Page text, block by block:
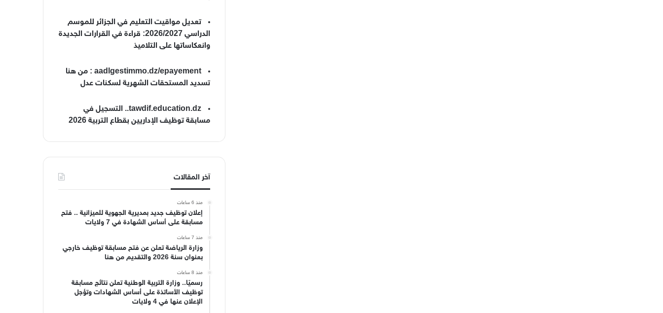
تعديل مواقيت التعليم في الجزائر للموسم
الدراسي 2026/2027: قراءة في القرارات الجديدة
وانعكاساتها على التلاميذ
aadlgestimmo.dz/epayement : من هنا
تسديد المستحقات الشهرية لسكنات عدل
tawdif.education.dz.. التسجيل في
مسابقة توظيف الإداريين بقطاع التربية 2026
آخر المقالات
منذ 6 ساعات
إعلان توظيف جديد بمديرية الجهوية للميزانية .. فتح
مسابقة على أساس الشهادة في 7 ولايات
منذ 7 ساعات
وزارة الرياضة تعلن عن فتح مسابقة توظيف خارجي
بعنوان سنة 2026 والتقديم من هنا
منذ 8 ساعات
رسميًا.. وزارة التربية الوطنية تعلن نتائج مسابقة
توظيف الأساتذة على أساس الشهادات وتؤجل
الإعلان عنها في 4 ولايات